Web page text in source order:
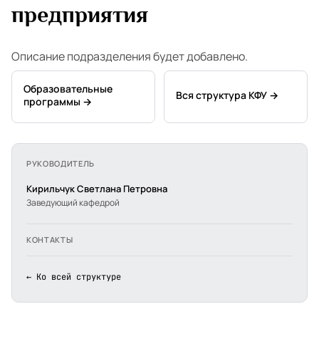
предприятия
Описание подразделения будет добавлено.
Образовательные
программы →
Вся структура КФУ →
РУКОВОДИТЕЛЬ
Кирильчук Светлана Петровна
Заведующий кафедрой
КОНТАКТЫ
← Ко всей структуре